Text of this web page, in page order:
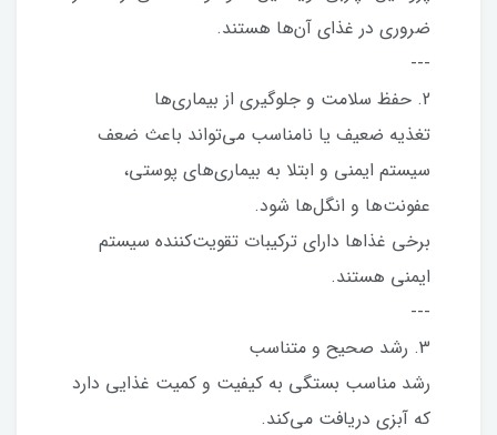
ضروری در غذای آن‌ها هستند.
---
2. حفظ سلامت و جلوگیری از بیماری‌ها
تغذیه ضعیف یا نامناسب می‌تواند باعث ضعف
سیستم ایمنی و ابتلا به بیماری‌های پوستی،
عفونت‌ها و انگل‌ها شود.
برخی غذاها دارای ترکیبات تقویت‌کننده سیستم
ایمنی هستند.
---
3. رشد صحیح و متناسب
رشد مناسب بستگی به کیفیت و کمیت غذایی دارد
که آبزی دریافت می‌کند.